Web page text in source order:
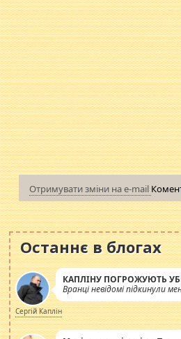
Отримувати зміни на e-mail
Останнє в блогах
КАПЛІНУ ПОГРОЖУЮТЬ
Вранці невідомі підкинули
Сергій Каплін